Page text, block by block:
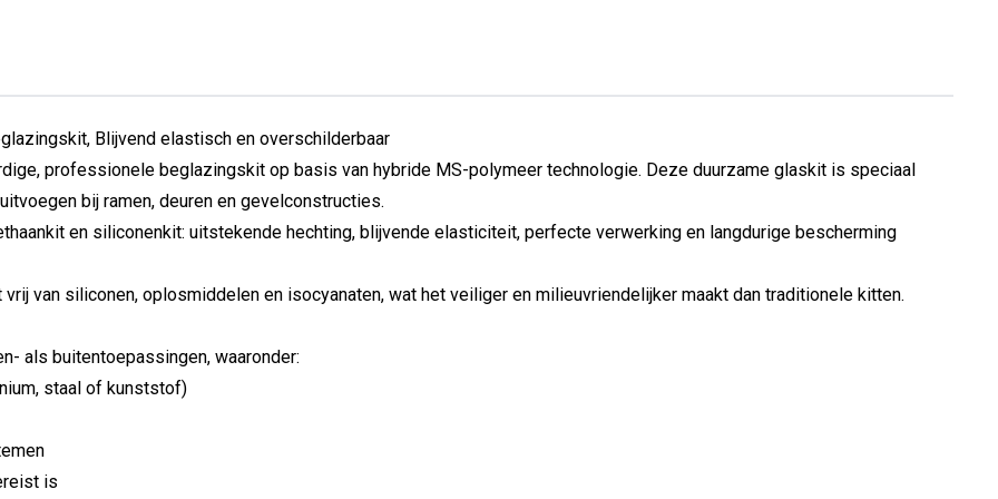
Blijvend elastisch en overschilderbaar
professionele beglazingskit op basis van hybride MS-polymeer technologie. Deze duurzame glaskit is speciaal
bij ramen, deuren en gevelconstructies.
en siliconenkit: uitstekende hechting, blijvende elasticiteit, perfecte verwerking en langdurige bescherming
van siliconen, oplosmiddelen en isocyanaten, wat het veiliger en milieuvriendelijker maakt dan traditionele kitten.
als buitentoepassingen, waaronder:
staal of kunststof)
is